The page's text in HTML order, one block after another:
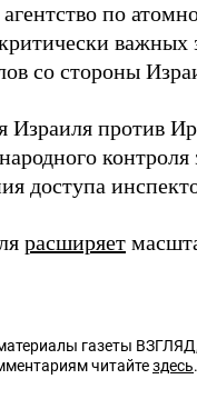
по
важных
со стороны
Израиля против
доступа
расширяет
газеты ВЗГЛЯД,
читайтездесь.